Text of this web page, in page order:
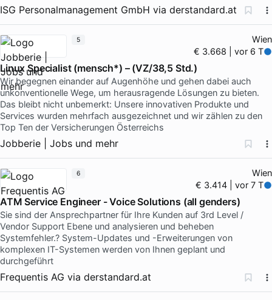
ISG Personalmanagement GmbH via derstandard.at
Wien
€ 3.668 | vor 6 T
Linux Specialist (mensch*) – (VZ/38,5 Std.)
Wir begegnen einander auf Augenhöhe und gehen dabei auch
unkonventionelle Wege, um herausragende Lösungen zu bieten.
Das bleibt nicht unbemerkt: Unsere innovativen Produkte und
Services wurden mehrfach ausgezeichnet und wir zählen zu den
Top Ten der Versicherungen Österreichs
Jobberie | Jobs und mehr
5
Wien
€ 3.414 | vor 7 T
ATM Service Engineer - Voice Solutions (all genders)
Sie sind der Ansprechpartner für Ihre Kunden auf 3rd Level /
Vendor Support Ebene und analysieren und beheben
Systemfehler.? System-Updates und -Erweiterungen von
komplexen IT-Systemen werden von Ihnen geplant und
durchgeführt
Frequentis AG via derstandard.at
6